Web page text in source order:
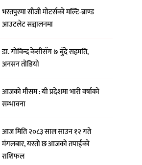
भरतपुरमा सीजी मोटर्सको मल्टि-ब्राण्ड
आउटलेट सञ्चालनमा
डा. गोविन्द केसीसँग ७ बुँदे सहमति,
अनसन तोडियो
आजको मौसम : यी प्रदेशमा भारी वर्षाको
सम्भावना
आज मिति २०८३ साल साउन १२ गते
मंगलबार, यस्तो छ आजको तपाईको
राशिफल